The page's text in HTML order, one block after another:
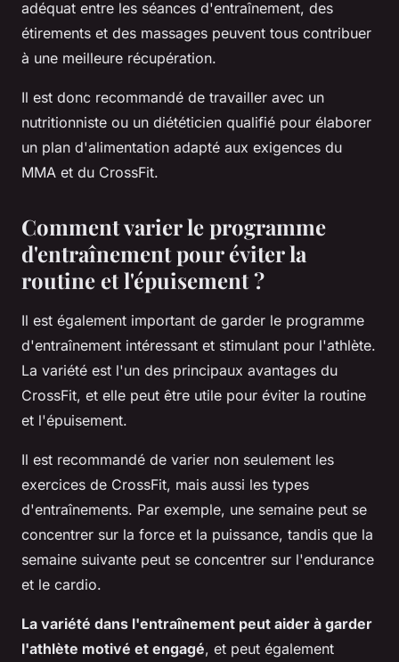
adéquat entre les séances d'entraînement, des
étirements et des massages peuvent tous contribuer
à une meilleure récupération.
Il est donc recommandé de travailler avec un
nutritionniste ou un diététicien qualifié pour élaborer
un plan d'alimentation adapté aux exigences du
MMA et du CrossFit.
Comment varier le programme
d'entraînement pour éviter la
routine et l'épuisement ?
Il est également important de garder le programme
d'entraînement intéressant et stimulant pour l'athlète.
La variété est l'un des principaux avantages du
CrossFit, et elle peut être utile pour éviter la routine
et l'épuisement.
Il est recommandé de varier non seulement les
exercices de CrossFit, mais aussi les types
d'entraînements. Par exemple, une semaine peut se
concentrer sur la force et la puissance, tandis que la
semaine suivante peut se concentrer sur l'endurance
et le cardio.
La variété dans l'entraînement peut aider à garder
l'athlète motivé et engagé, et peut également